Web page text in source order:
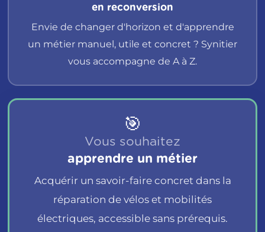
en reconversion
Envie de changer d'horizon et d'apprendre
un métier manuel, utile et concret ? Synitier
vous accompagne de A à Z.
🎯
Vous souhaitez
apprendre un métier
Acquérir un savoir-faire concret dans la
réparation de vélos et mobilités
électriques, accessible sans prérequis.